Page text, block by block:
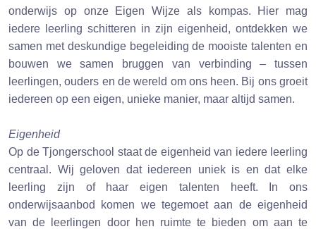
onderwijs op onze Eigen Wijze als kompas. Hier mag
iedere leerling schitteren in zijn eigenheid, ontdekken we
samen met deskundige begeleiding de mooiste talenten en
bouwen we samen bruggen van verbinding – tussen
leerlingen, ouders en de wereld om ons heen. Bij ons groeit
iedereen op een eigen, unieke manier, maar altijd samen.
Eigenheid
Op de Tjongerschool staat de eigenheid van iedere leerling
centraal. Wij geloven dat iedereen uniek is en dat elke
leerling zijn of haar eigen talenten heeft. In ons
onderwijsaanbod komen we tegemoet aan de eigenheid
van de leerlingen door hen ruimte te bieden om aan te